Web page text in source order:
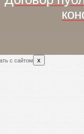
с сайтом x